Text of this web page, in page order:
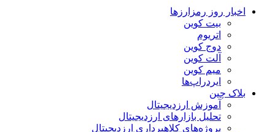
اخبار روز رمزارزها
بیت کوین
اتریوم
دوج کوین
آلت کوین
میم کوین‌
ایردراپ‌ها
بلاک چین
آموزش ارزدیجیتال
تحلیل بازارهای ارزدیجیتال
پروژه‌های کلاهبرداری ارزدیجیتال